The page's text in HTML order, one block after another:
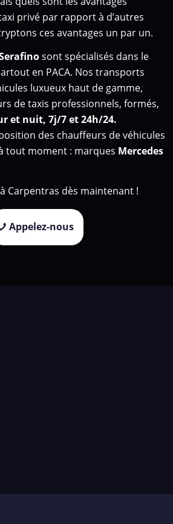
privé par rapport à d’autres
ces avantages un par un.
sont spécialisés dans le
en PACA. Nos transports
luxueux haut de gamme,
de taxis professionnels, formés,
et nuit, 7j/7 et 24h/24.
des chauffeurs de véhicules
tout moment : marques Mercedes
à Carpentras dès maintenant !
Appelez-nous